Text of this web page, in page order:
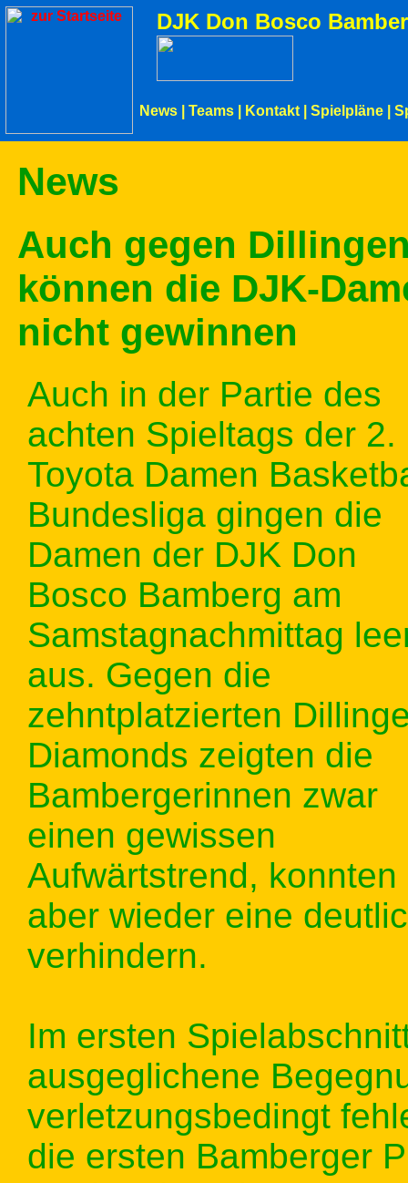
DJK Don Bosco
News Teams Kontakt Spielpläne
News
Auch gegen
können die DJK-
nicht gewinnen
Auch in der Partie des
achten Spieltags der 2.
Toyota Damen
Bundesliga gingen die
Damen der DJK Don
Bosco Bamberg am
Samstagnachmittag
aus. Gegen die
zehntplatzierten
Diamonds zeigten die
Bambergerinnen zwar
einen gewissen
Aufwärtstrend, konnten
aber wieder eine
verhindern.
Im ersten
ausgeglichene
verletzungsbedingt
die ersten Bamberger